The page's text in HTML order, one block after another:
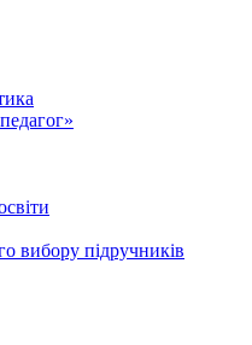
вибору підручників